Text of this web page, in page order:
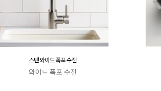
스텐 와이드 폭포 수전
와이드 폭포 수전